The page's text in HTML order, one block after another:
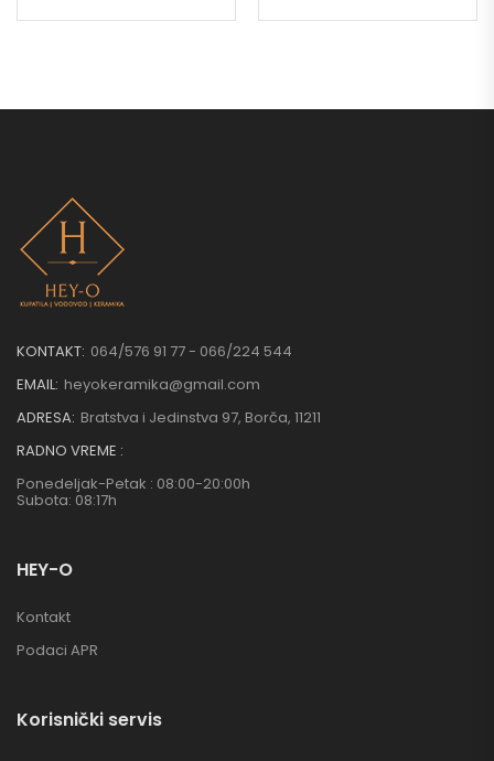
KONTAKT: 064/576 91 77 - 066/224 544
EMAIL: heyokeramika@gmail.com
ADRESA: Bratstva i Jedinstva 97, Borča, 11211
RADNO VREME :
Ponedeljak-Petak : 08:00-20:00h
Subota: 08:17h
HEY-O
Kontakt
Podaci APR
Korisnički servis